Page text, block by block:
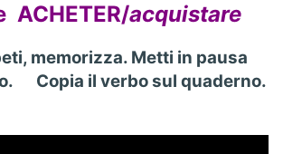
ACHETER/acquistare
memorizza. Metti in pausa
Copia il verbo sul quaderno.